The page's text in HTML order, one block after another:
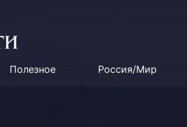
Полезное Россия/Мир